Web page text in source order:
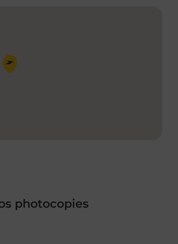
Pin de la carte
photocopies